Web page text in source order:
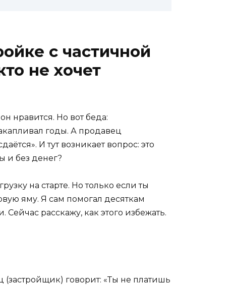
с частичной
не хочет
нравится. Но вот беда:
годы. А продавец
И тут возникает вопрос: это
и без денег?
на старте. Но только если ты
яму. Я сам помогал десяткам
расскажу, как этого избежать.
говорит: «Ты не платишь